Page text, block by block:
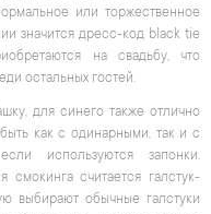
или торжественное
значится дресс-код black tie
на свадьбу, что
остальных гостей.
для синего также отлично
как с одинарными, так и с
используются запонки.
считается галстук-
выбирают обычные галстуки